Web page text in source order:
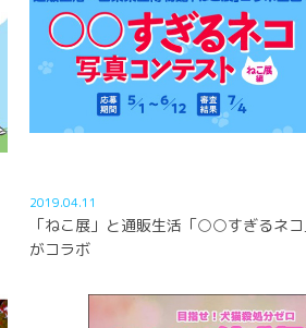
2019.04.11
「ねこ展」と通販生活「○○すぎるネ
がコラボ